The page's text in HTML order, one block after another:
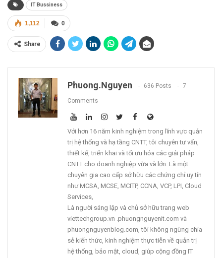
IT Bussiness
0
1,112
Share
Phuong.nguyen 636 Posts 7
Comments
Với hơn 16 năm kinh nghiệm trong lĩnh vực quản
trị hệ thống và hạ tầng CNTT, tôi chuyên tư vấn,
thiết kế, triển khai và tối ưu hóa các giải pháp
CNTT cho doanh nghiệp vừa và lớn. Là một
chuyên gia cao cấp sở hữu các chứng chỉ uy tín
như MCSA, MCSE, MCITP, CCNA, VCP, LPI, Cloud
Services,
Là người sáng lập và chủ sở hữu trang web
viettechgroup.vn .phuongnguyenit.com và
phuongnguyenblog.com, tôi không ngừng chia
sẻ kiến thức, kinh nghiệm thực tiễn về quản trị
hệ thống, bảo mật, cloud, giúp cộng đồng IT